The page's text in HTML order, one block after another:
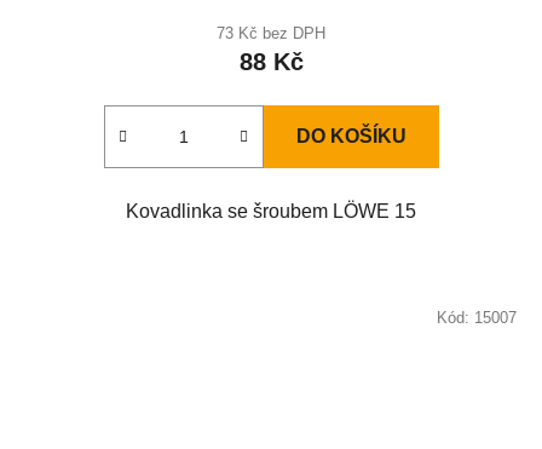
73 Kč bez DPH
88 Kč
DO KOŠÍKU
Kovadlinka se šroubem LÖWE 15
Kód: 15007